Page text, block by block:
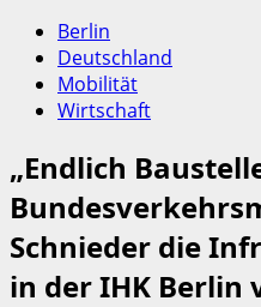
Berlin
Deutschland
Mobilität
Wirtschaft
„Endlich
Schnieder die
in der IHK